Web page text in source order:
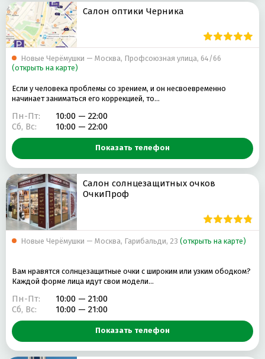
Салон оптики Черника
Новые Черёмушки — Москва, Профсоюзная улица, 64/66
(открыть на карте)
Если у человека проблемы со зрением, и он несвоевременно
начинает заниматься его коррекцией, то…
Пн-Пт:
10:00 — 22:00
Сб, Вс:
10:00 — 22:00
Показать телефон
Салон солнцезащитных очков
ОчкиПроф
Новые Черёмушки — Москва, Гарибальди, 23 (открыть на карте)
Вам нравятся солнцезащитные очки с широким или узким ободком?
Каждой форме лица идут свои модели…
Пн-Пт:
10:00 — 21:00
Сб, Вс:
10:00 — 21:00
Показать телефон